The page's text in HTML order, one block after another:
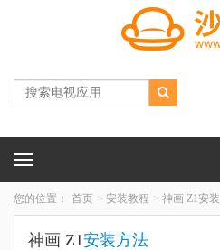
Toggle
您的位置： 首页 安装教程 神画 Z1安
神画 Z1安装方法